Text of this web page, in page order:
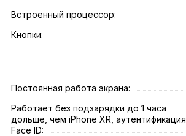
Встроенный процессор:
Кнопки:
Постоянная работа экрана:
Работает без подзарядки до 1 часа
дольше, чем iPhone XR, аутентификация
Face ID: